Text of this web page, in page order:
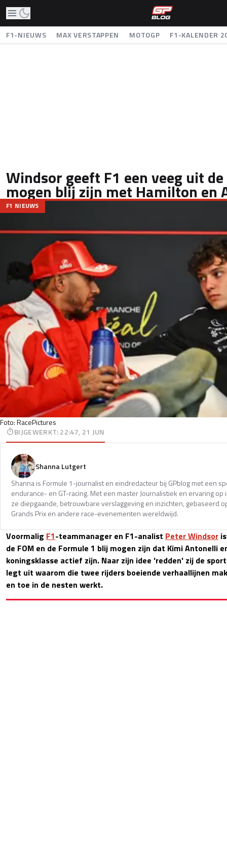
F1-NIEUWS MAX VERSTAPPEN MOTOGP F1-KALENDER
Windsor geeft F1 een veeg uit
mogen blij zijn met Hamilton en
Foto: RacePictures
F1 NIEUWS
BIJGEWERKT:22:47, 21 JUN
Shanna Lutgert
Shanna is Formule 1-journalist en eindredacteur bij GPblog met een
endurance- en GT-racing. Met een master Journalistiek en ervaring
ze diepgaande, betrouwbare verslaggeving en inzichten, gebaseerd
Grands Prix en andere race-evenementen wereldwijd.
Voormalig F1-teammanager en F1-analist Peter Windsor
de FOM en de Formule 1 blij mogen zijn dat Kimi Antonelli
koningsklasse actief zijn. Naar zijn idee 'redden' zij de
legt uit waarom die twee rijders boeiende verhaallijnen
en toe in de nesten werkt.